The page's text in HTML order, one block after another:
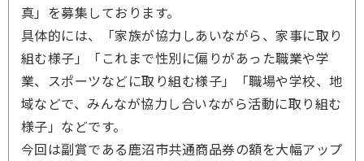
真」を募集しております。
具体的には、「家族が協力しあいながら、家事に取り
組む様子」「これまで性別に偏りがあった職業や学
業、スポーツなどに取り組む様子」「職場や学校、地
域などで、みんなが協力し合いながら活動に取り組む
様子」などです。
今回は副賞である鹿沼市共通商品券の額を大幅アップ